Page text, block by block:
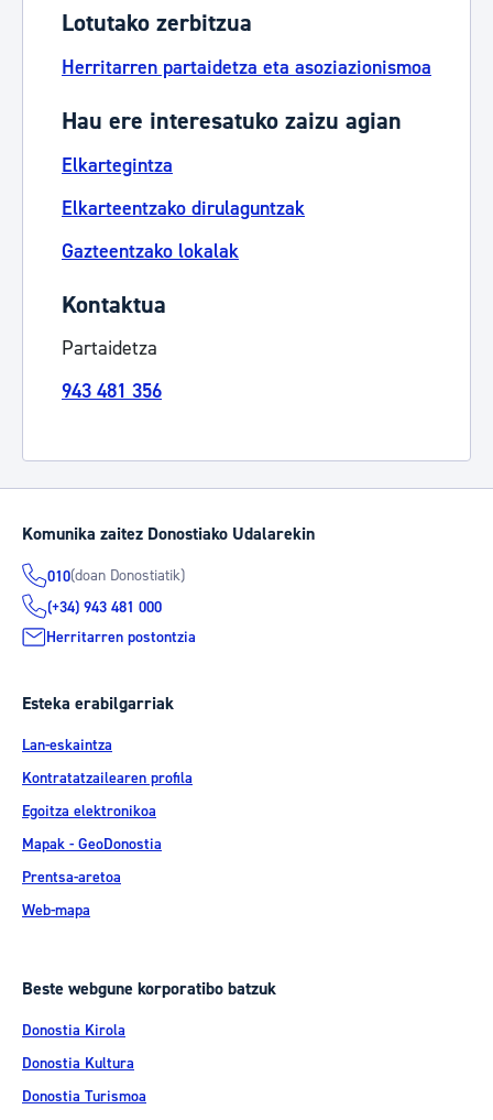
Lotutako zerbitzua
Herritarren partaidetza eta asoziazionismoa
Hau ere interesatuko zaizu agian
Elkartegintza
Elkarteentzako dirulaguntzak
Gazteentzako lokalak
Kontaktua
Partaidetza
943 481 356
Komunika zaitez Donostiako Udalarekin
010(doan Donostiatik)
(+34) 943 481 000
Herritarren postontzia
Esteka erabilgarriak
Lan-eskaintza
Kontratatzailearen profila
Egoitza elektronikoa
Mapak - GeoDonostia
Prentsa-aretoa
Web-mapa
Beste webgune korporatibo batzuk
Donostia Kirola
Donostia Kultura
Donostia Turismoa